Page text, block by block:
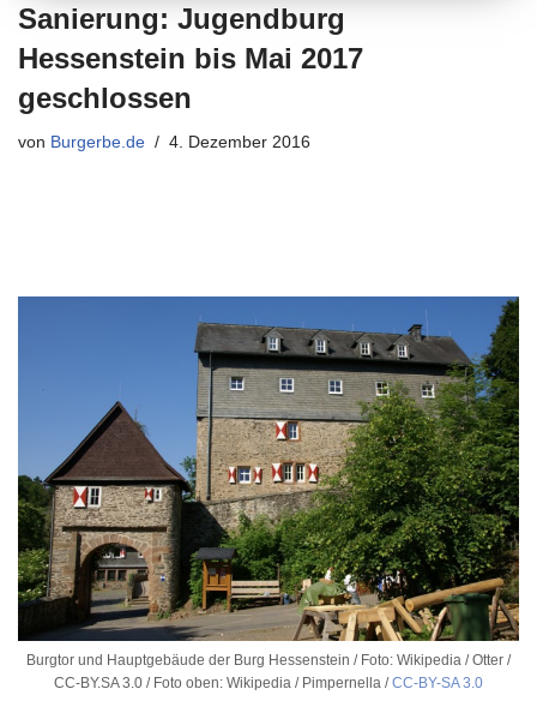
Sanierung: Jugendburg
Hessenstein bis Mai 2017
geschlossen
von Burgerbe.de 4. Dezember 2016
Burgtor und Hauptgebäude der Burg Hessenstein / Foto: Wikipedia / Otter /
CC-BY.SA 3.0 / Foto oben: Wikipedia / Pimpernella /CC-BY-SA 3.0